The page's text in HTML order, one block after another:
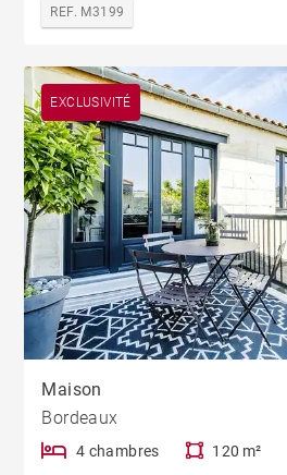
REF. M3199
EXCLUSIVITÉ
Maison
Bordeaux
4 chambres 120 m²